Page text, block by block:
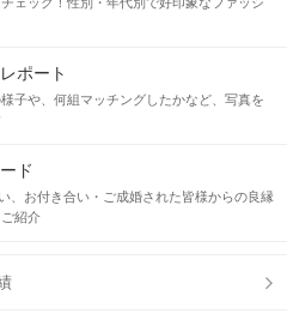
ポート
子や、何組マッチングしたかなど、写真を
ド
、お付き合い・ご成婚された皆様からの良縁
紹介